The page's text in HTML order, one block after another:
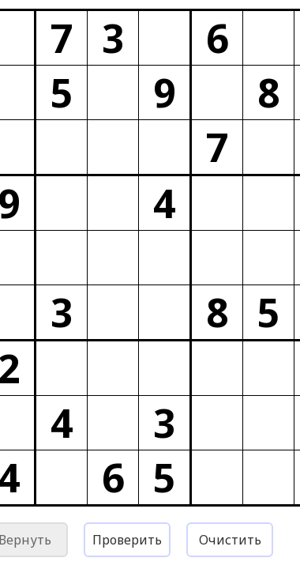
7 3
6
5 9
8
7
9
4
3
8 5
2
4 3
6 5
Вернуть Проверить Очистить